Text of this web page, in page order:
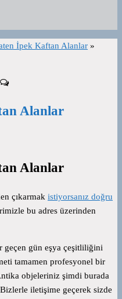
İpek Kaftan Alanlar »
Alanlar
Alanlar
çıkarmak istiyorsanız doğru
bu adres üzerinden
geçen gün eşya çeşitliliğini
tamamen profesyonel bir
objeleriniz şimdi burada
iletişime geçerek sizde